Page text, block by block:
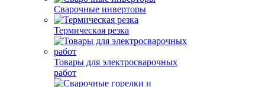
Сварочные инверторы
Термическая резка
Товары для электросварочных
работ